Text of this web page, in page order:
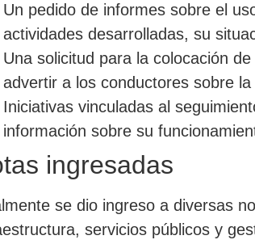
Un pedido de informes sobre el
actividades desarrolladas, su
Una solicitud para la colocación
advertir a los conductores sobre
Iniciativas vinculadas al
información sobre su
ingresadas
se dio ingreso a diversas
servicios públicos y